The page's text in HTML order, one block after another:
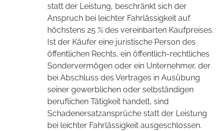
statt der Leistung, beschränkt sich der
Anspruch bei leichter Fahrlässigkeit auf
höchstens 25 % des vereinbarten Kaufpreises.
Ist der Käufer eine juristische Person des
öffentlichen Rechts, ein öffentlich-rechtliches
Sondervermögen oder ein Unternehmer, der
bei Abschluss des Vertrages in Ausübung
seiner gewerblichen oder selbständigen
beruflichen Tätigkeit handelt, sind
Schadenersatzansprüche statt der Leistung
bei leichter Fahrlässigkeit ausgeschlossen.